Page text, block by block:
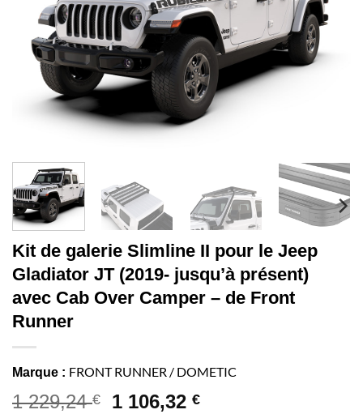
Kit de galerie Slimline II pour le Jeep
Gladiator JT (2019- jusqu’à présent)
avec Cab Over Camper – de Front
Runner
Marque : FRONT RUNNER / DOMETIC
1 229,24€ 1 106,32€